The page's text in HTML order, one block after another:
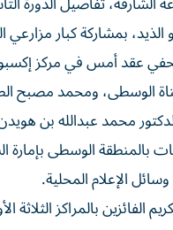
الذيد، بمشاركة كبار
عقد أمس في مركز
الوسطى، ومحمد مصبح
محمد عبدالله بن
بالمنطقة الوسطى
الإعلام المحلية.
الفائزين بالمراكز